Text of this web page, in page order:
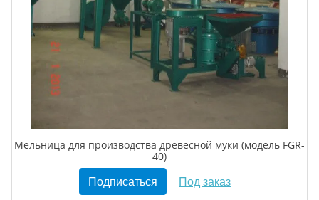
Мельница для производства древесной муки (модель FGR-
40)
Подписаться Под заказ